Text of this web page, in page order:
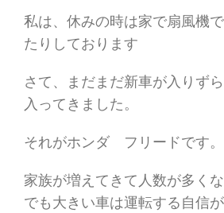
私は、休みの時は家で扇風機
たりしております
さて、まだまだ新車が入りず
入ってきました。
それがホンダ フリードです。
家族が増えてきて人数が多くな
でも大きい車は運転する自信